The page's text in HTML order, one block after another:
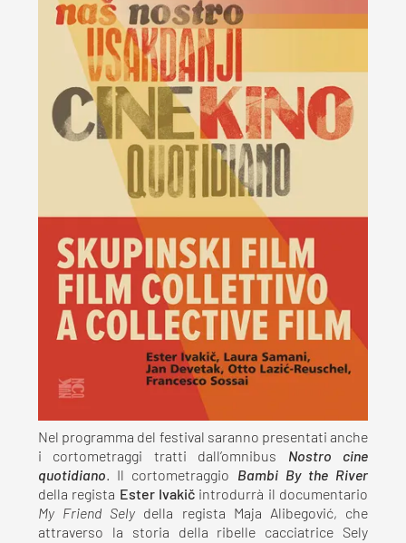
Nel programma del festival saranno presentati anche
i cortometraggi tratti dall’omnibus Nostro cine
quotidiano. Il cortometraggio Bambi By the River
della regista Ester Ivakič introdurrà il documentario
My Friend Sely della regista Maja Alibegović, che
attraverso la storia della ribelle cacciatrice Sely